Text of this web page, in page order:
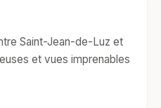
Saint-Jean-de-Luz et
et vues imprenables